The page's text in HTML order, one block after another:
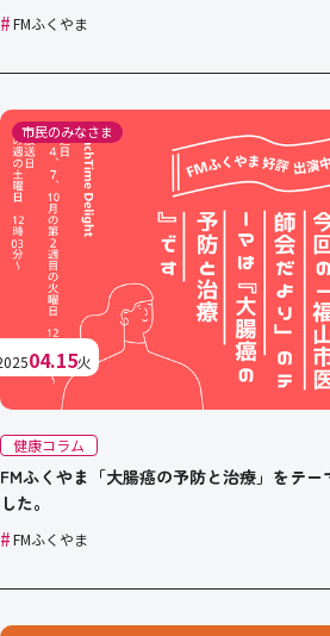
#FMふくやま
市民のみなさま
04.15火
健康コラム
FMふくやま「大腸癌の予防と治療」をテ
した。
#FMふくやま